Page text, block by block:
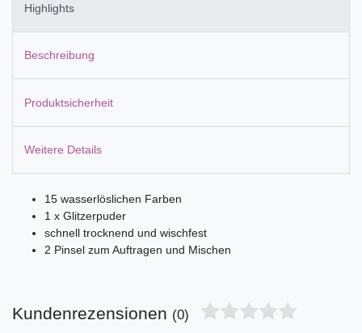
Highlights
Beschreibung
Produktsicherheit
Weitere Details
15 wasserlöslichen Farben
1 x Glitzerpuder
schnell trocknend und wischfest
2 Pinsel zum Auftragen und Mischen
Kundenrezensionen (0)